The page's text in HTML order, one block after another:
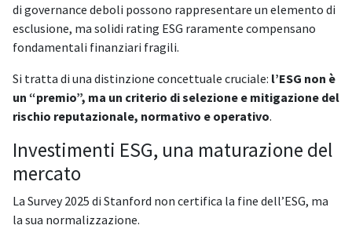
di governance deboli possono rappresentare un elemento di
esclusione, ma solidi rating ESG raramente compensano
fondamentali finanziari fragili.
Si tratta di una distinzione concettuale cruciale: l’ESG non è
un “premio”, ma un criterio di selezione e mitigazione del
rischio reputazionale, normativo e operativo.
Investimenti ESG, una maturazione del
mercato
La Survey 2025 di Stanford non certifica la fine dell’ESG, ma
la sua normalizzazione.